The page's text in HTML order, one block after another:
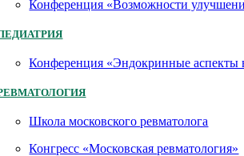
Конференция «Возможности
Конференция «Эндокринные аспекты
Школа московского ревматолога
Конгресс «Московская ревматология»